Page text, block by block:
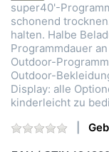
super40'-
schonend
halten. Halbe
Programmdauer
Outdoor-
Outdoor-
Display: alle
kinderleicht zu